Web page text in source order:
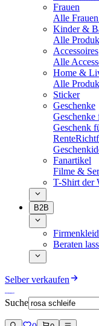
Frauen
Alle
Kinder &
Alle
Accessoires
Alle
Home &
Alle
Sticker
Geschenke
Geschenk
Rente
Fanartikel
Filme &
T-Shirt der
B2B
Beraten
Selber verkaufen
Suche